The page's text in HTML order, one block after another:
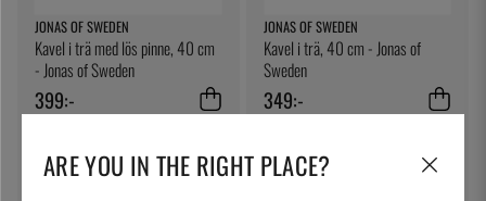
JONAS OF SWEDEN
Kavel i trä med lös pinne, 40 cm
- Jonas of Sweden
399:-
JONAS OF SWEDEN
Kavel i trä, 40 cm - Jonas of
Sweden
349:-
ARE YOU IN THE RIGHT PLACE?